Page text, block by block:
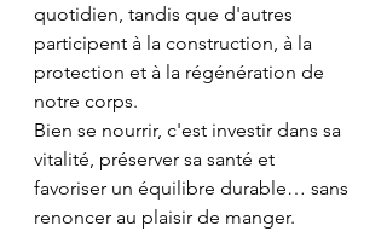
quotidien, tandis que d'autres
participent à la construction, à la
protection et à la régénération de
notre corps.
Bien se nourrir, c'est investir dans sa
vitalité, préserver sa santé et
favoriser un équilibre durable… sans
renoncer au plaisir de manger.